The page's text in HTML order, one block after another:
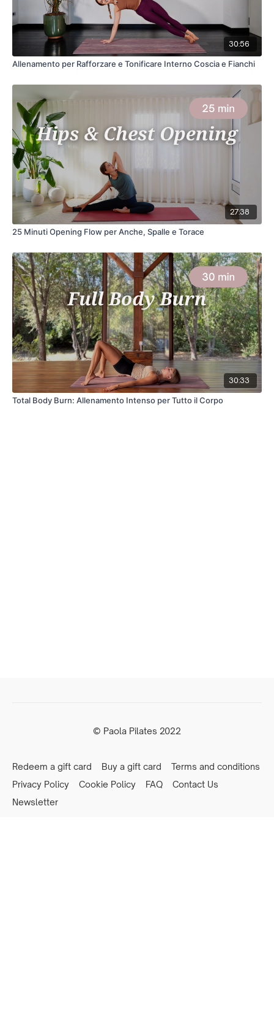
30:56
Allenamento per Rafforzare e Tonificare Interno Coscia e Fianchi
27:38
25 Minuti Opening Flow per Anche, Spalle e Torace
30:33
Total Body Burn: Allenamento Intenso per Tutto il Corpo
© Paola Pilates 2022
Redeem a gift card Buy a gift card
Terms and conditions
Privacy Policy
Cookie Policy FAQ
Contact Us
Newsletter